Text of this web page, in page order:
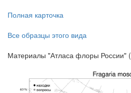
Полная карточка
Все образцы этого вида
Материалы "Атласа флоры России" (